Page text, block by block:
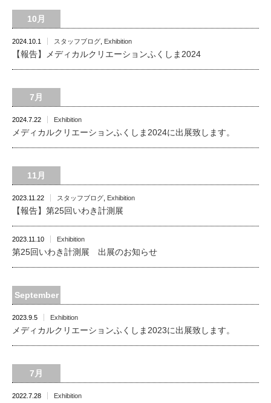
10月
2024.10.1 スタッフブログ Exhibition
【報告】メディカルクリエーションふくしま2024
7月
2024.7.22 Exhibition
メディカルクリエーションふくしま2024に出展致します。
11月
2023.11.22 スタッフブログ Exhibition
【報告】第25回いわき計測展
2023.11.10 Exhibition
第25回いわき計測展 出展のお知らせ
September
2023.9.5 Exhibition
メディカルクリエーションふくしま2023に出展致します。
7月
2022.7.28 Exhibition